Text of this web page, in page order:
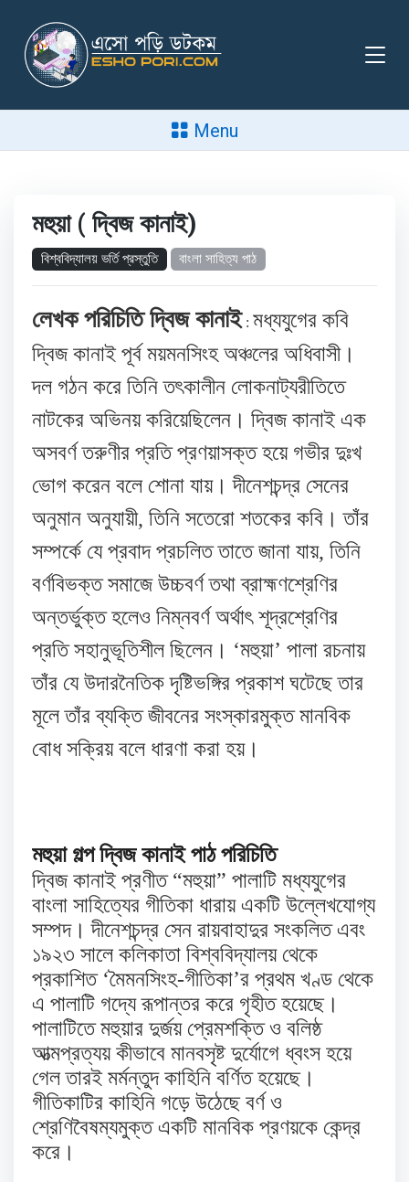
Menu
মহুয়া ( দ্বিজ কানাই)
বিশ্ববিদ্যালয় ভর্তি প্রস্তুতি বাংলা সাহিত্য পাঠ
লেখক পরিচিতি দ্বিজ কানাই : মধ্যযুগের কবি
দ্বিজ কানাই পূর্ব ময়মনসিংহ অঞ্চলের অধিবাসী।
দল গঠন করে তিনি তৎকালীন লোকনাট্যরীতিতে
নাটকের অভিনয় করিয়েছিলেন। দ্বিজ কানাই এক
অসবর্ণ তরুণীর প্রতি প্রণয়াসক্ত হয়ে গভীর দুঃখ
ভোগ করেন বলে শোনা যায়। দীনেশচন্দ্র সেনের
অনুমান অনুযায়ী, তিনি সতেরো শতকের কবি। তাঁর
সম্পর্কে যে প্রবাদ প্রচলিত তাতে জানা যায়, তিনি
বর্ণবিভক্ত সমাজে উচ্চবর্ণ তথা ব্রাহ্মণশ্রেণির
অন্তর্ভুক্ত হলেও নিম্নবর্ণ অর্থাৎ শূদ্রশ্রেণির
প্রতি সহানুভূতিশীল ছিলেন। ‘মহুয়া’ পালা রচনায়
তাঁর যে উদারনৈতিক দৃষ্টিভঙ্গির প্রকাশ ঘটেছে তার
মূলে তাঁর ব্যক্তি জীবনের সংস্কারমুক্ত মানবিক
বোধ সক্রিয় বলে ধারণা করা হয়।
মহুয়া গল্প দ্বিজ কানাই পাঠ পরিচিতি
দ্বিজ কানাই প্রণীত “মহুয়া” পালাটি মধ্যযুগের
বাংলা সাহিত্যের গীতিকা ধারায় একটি উল্লেখযোগ্য
সম্পদ। দীনেশচন্দ্র সেন রায়বাহাদুর সংকলিত এবং
১৯২৩ সালে কলিকাতা বিশ্ববিদ্যালয় থেকে
প্রকাশিত ‘মৈমনসিংহ-গীতিকা’র প্রথম খণ্ড থেকে
এ পালাটি গদ্যে রূপান্তর করে গৃহীত হয়েছে।
পালাটিতে মহুয়ার দুর্জয় প্রেমশক্তি ও বলিষ্ঠ
আত্মপ্রত্যয় কীভাবে মানবসৃষ্ট দুর্যোগে ধ্বংস হয়ে
গেল তারই মর্মন্তুদ কাহিনি বর্ণিত হয়েছে।
গীতিকাটির কাহিনি গড়ে উঠেছে বর্ণ ও
শ্রেণিবৈষম্যমুক্ত একটি মানবিক প্রণয়কে কেন্দ্র
করে।